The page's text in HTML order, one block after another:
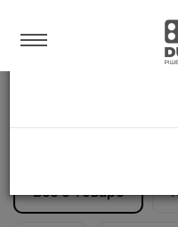
Мойки и
Смеситель
Все о товаре
Язык магазина